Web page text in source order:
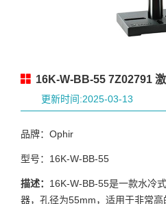
16K-W-BB-55 7Z02791
更新时间:2025-03-13
品牌：Ophir
型号：16K-W-BB-55
描述： 16K-W-BB-55是一款水冷
器，孔径为55mm，适用于非常